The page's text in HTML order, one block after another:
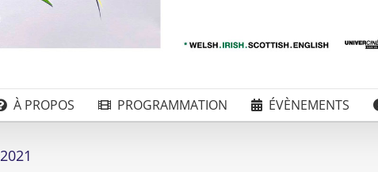
À PROPOS PROGRAMMATION ÉVÈNEMENTS